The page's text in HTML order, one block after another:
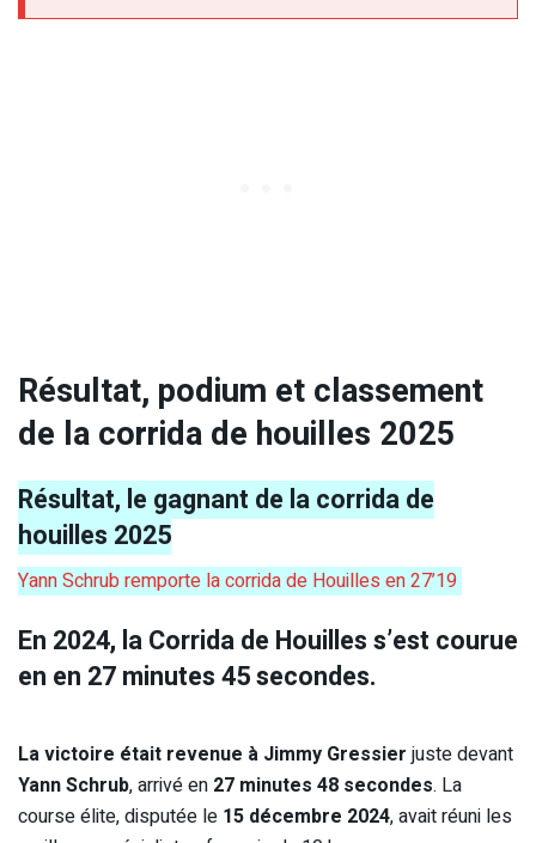
Résultat, podium et classement
de la corrida de houilles 2025
Résultat, le gagnant de la corrida de
houilles 2025
Yann Schrub remporte la corrida de Houilles en 27’19
En 2024, la Corrida de Houilles s’est courue
en en 27 minutes 45 secondes.
La victoire était revenue à Jimmy Gressier juste devant
Yann Schrub, arrivé en 27 minutes 48 secondes. La
course élite, disputée le 15 décembre 2024, avait réuni les